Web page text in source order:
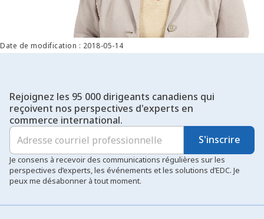
Date de modification : 2018-05-14
Rejoignez les 95 000 dirigeants canadiens qui
reçoivent nos perspectives d'experts en
commerce international.
S'inscrire
Je consens à recevoir des communications régulières sur les
perspectives d’experts, les événements et les solutions d’EDC. Je
peux me désabonner à tout moment.